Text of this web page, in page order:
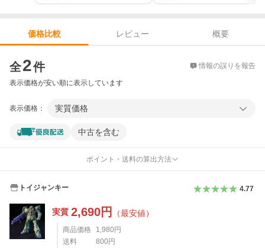
価格比較 レビュー
概要
全2件 情報の誤りを報告
表示価格が安い順に表示しています
表示価格： 実質価格
中古を含む
ポイント・送料の算出方法
トイジャンキー 4.77
実質 2,690円 （最安値）
商品価格 1,980 円
送料
800 円